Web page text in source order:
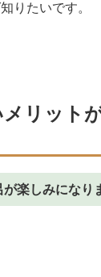
りたいです。
リット
楽しみになり